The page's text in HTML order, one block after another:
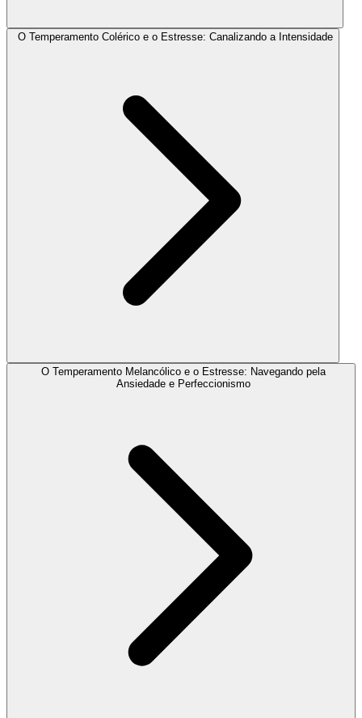
O Temperamento Colérico e o Estresse: Canalizando a Intensidade
O Temperamento Melancólico e o Estresse: Navegando pela
Ansiedade e Perfeccionismo